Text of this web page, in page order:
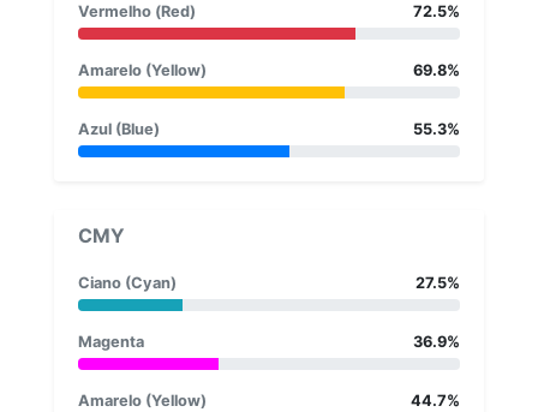
Vermelho (Red) 72.5%
Amarelo (Yellow) 69.8%
Azul (Blue) 55.3%
CMY
Ciano (Cyan) 27.5%
Magenta 36.9%
Amarelo (Yellow) 44.7%